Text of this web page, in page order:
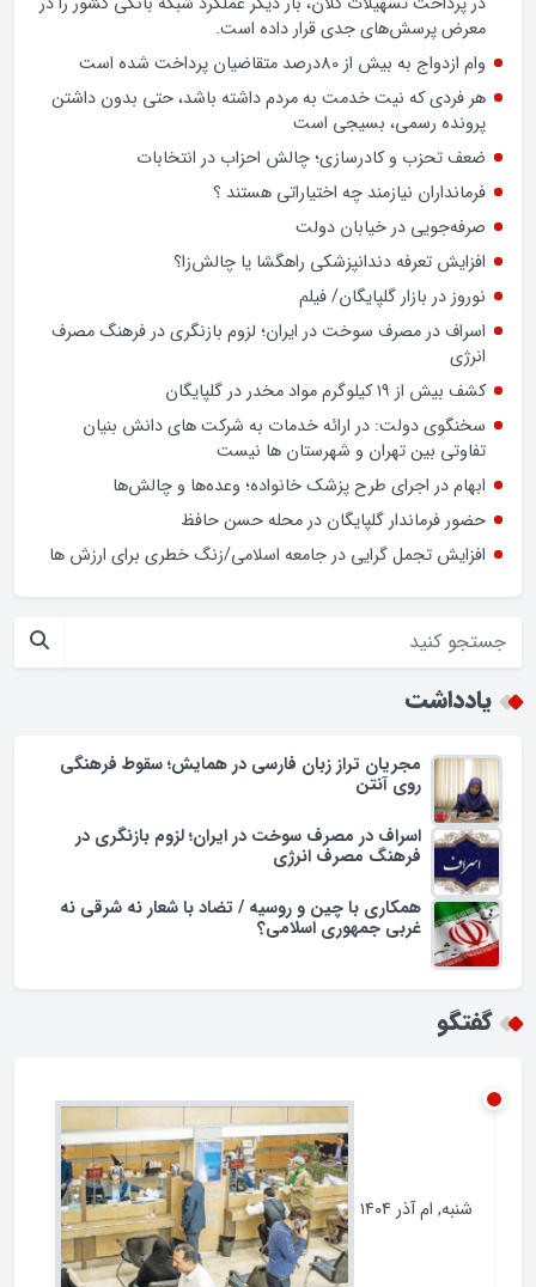
شهرستان‌های استان اصفهان چه می‌خواهند و چه ندارند؟
تشدید تخلفات در برخی بانک‌های خصوصی و شیوه‌های غیرشفاف
در پرداخت تسهیلات کلان، بار دیگر عملکرد شبکه بانکی کشور را در
معرض پرسش‌های جدی قرار داده است.
وام ازدواج به بیش از 80درصد متقاضیان پرداخت شده است
هر فردی که نیت خدمت به مردم داشته باشد، حتی بدون داشتن
پرونده رسمی، بسیجی است
ضعف تحزب و کادرسازی؛ چالش احزاب در انتخابات
فرمانداران نیازمند چه اختیاراتی هستند ؟
صرفه‌جویی در خیابان دولت
افزایش تعرفه دندانپزشکی راهگشا یا چالش‌زا؟
نوروز در بازار گلپایگان/ فیلم
اسراف در مصرف سوخت در ایران؛ لزوم بازنگری در فرهنگ مصرف
انرژی
کشف بیش از ۱۹ کیلوگرم مواد مخدر در گلپایگان
سخنگوی دولت: در ارائه خدمات به شرکت های دانش بنیان
تفاوتی بین تهران و شهرستان ها نیست
افزایش تجمل گرایی در جامعه اسلامی/زنگ خطری برای ارزش ها
یادداشت
مجریان تراز زبان فارسی در همایش؛ سقوط فرهنگی
اسراف در مصرف سوخت در ایران؛ لزوم بازنگری در